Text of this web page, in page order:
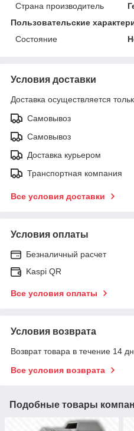
Страна производитель
Пользовательские
Состояние
Условия доставки
Доставка осуществляется
Самовывоз
Самовывоз
Доставка курьером
Транспортная компания
Все условия доставки
Условия оплаты
Безналичный расчет
Kaspi QR
Все условия оплаты
Условия возврата
Возврат товара в течение 14
Все условия возврата
Подобные товары